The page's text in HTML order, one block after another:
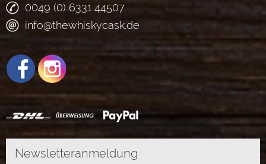
0049 (0) 6331 44507
info@thewhiskycask.de